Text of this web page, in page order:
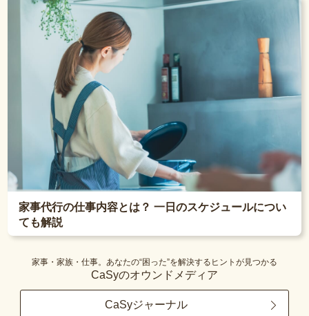
家事代行の仕事内容とは？ 一日のスケジュールについ
ても解説
家事・家族・仕事。あなたの“困った”を解決するヒントが見つかる
CaSyのオウンドメディア
CaSyジャーナル